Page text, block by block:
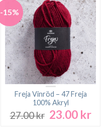
-15%
Freja Vinröd – 47 Freja
100% Akryl
27.00kr Det
23.00 krDet